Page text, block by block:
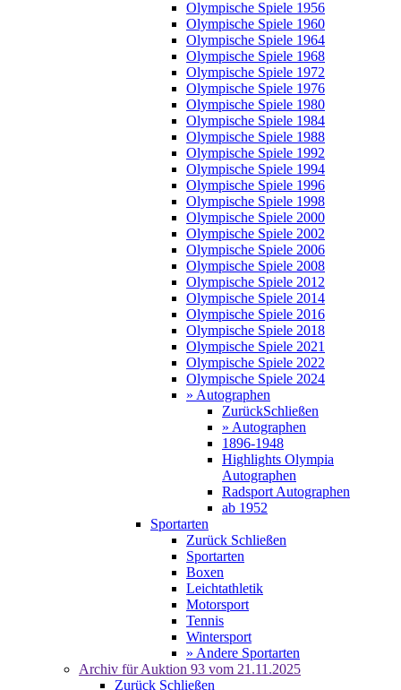
Olympische Spiele 1956
Olympische Spiele 1960
Olympische Spiele 1964
Olympische Spiele 1968
Olympische Spiele 1972
Olympische Spiele 1976
Olympische Spiele 1980
Olympische Spiele 1984
Olympische Spiele 1988
Olympische Spiele 1992
Olympische Spiele 1994
Olympische Spiele 1996
Olympische Spiele 1998
Olympische Spiele 2000
Olympische Spiele 2002
Olympische Spiele 2006
Olympische Spiele 2008
Olympische Spiele 2012
Olympische Spiele 2014
Olympische Spiele 2016
Olympische Spiele 2018
Olympische Spiele 2021
Olympische Spiele 2022
Olympische Spiele 2024
» Autographen
ZurückSchließen
» Autographen
1896-1948
Highlights Olympia
Autographen
Radsport Autographen
ab 1952
Sportarten
Zurück Schließen
Sportarten
Boxen
Leichtathletik
Motorsport
Tennis
Wintersport
» Andere Sportarten
Archiv für Auktion 93 vom 21.11.2025
Zurück Schließen